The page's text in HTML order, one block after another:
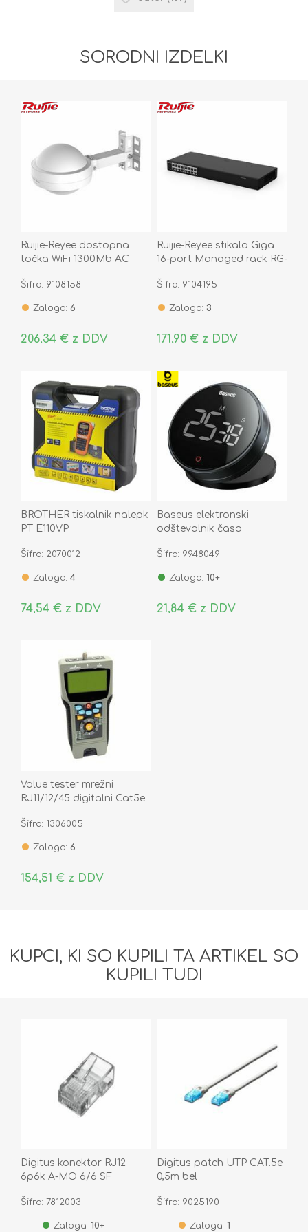
SORODNI IZDELKI
Ruijie-Reyee dostopna
točka WiFi 1300Mb AC
RAP6202(G)
Šifra: 9108158
Zaloga: 6
206,34 € z DDV
Ruijie-Reyee stikalo Giga
16-port Managed rack RG-
Šifra: 9104195
Zaloga: 3
171,90 € z DDV
BROTHER tiskalnik nalepk
PT E110VP
Šifra: 2070012
Zaloga: 4
74,54 € z DDV
Baseus elektronski
odštevalnik časa
Šifra: 9948049
Zaloga: 10+
21,84 € z DDV
Value tester mrežni
RJ11/12/45 digitalni Cat5e
13.99.3002-1
Šifra: 1306005
Zaloga: 6
154,51 € z DDV
KUPCI, KI SO KUPILI TA ARTIKEL SO
KUPILI TUDI
Digitus konektor RJ12
6p6k A-MO 6/6 SF
Šifra: 7812003
Zaloga: 10+
Digitus patch UTP CAT.5e
0,5m bel
Šifra: 9025190
Zaloga: 1